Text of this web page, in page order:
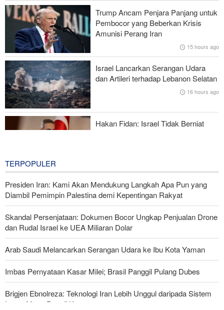
Brigjen Akrami Nia: Artesh dalam Kondisi Siaga Penuh
Foreign Policy: Riyadh Terjepit di Antara Iran dan Ansarullah,
Kebijakan Ini Gagal
Brigjen Ebnolreza: Teknologi Iran Lebih Unggul daripada Sistem
Impor Mana Pun di Kawasan
Mengapa AS Nyaris Kehabisan Senjata dalam perang melawan
Iran?
Trump Ancam Penjara Panjang untuk
Pembocor yang Beberkan Krisis
Amunisi Perang Iran
15 hours ago
Israel Lancarkan Serangan Udara
dan Artileri terhadap Lebanon Selatan
16 hours ago
Hakan Fidan: Israel Tidak Berniat
TERPOPULER
Presiden Iran: Kami Akan Mendukung Langkah Apa Pun yang
Diambil Pemimpin Palestina demi Kepentingan Rakyat
Skandal Persenjataan: Dokumen Bocor Ungkap Penjualan Drone
dan Rudal Israel ke UEA Miliaran Dolar
Arab Saudi Melancarkan Serangan Udara ke Ibu Kota Yaman
Imbas Pernyataan Kasar Milei; Brasil Panggil Pulang Dubes
Brigjen Ebnolreza: Teknologi Iran Lebih Unggul daripada Sistem
Impor Mana Pun di Kawasan